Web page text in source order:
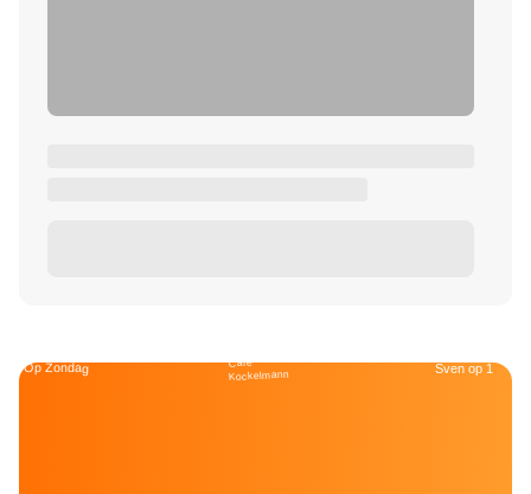
Op Zondag Café
Kockelmann Sven op 1